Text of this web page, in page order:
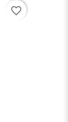
favorite_border